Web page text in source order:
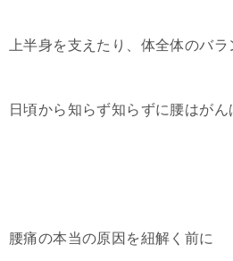
上半身を支えたり、体全体のバラ
日頃から知らず知らずに腰はがん
腰痛の本当の原因を紐解く前に